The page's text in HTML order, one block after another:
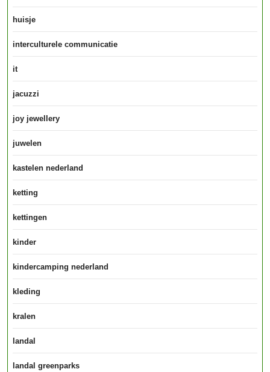
huisje
interculturele communicatie
it
jacuzzi
joy jewellery
juwelen
kastelen nederland
ketting
kettingen
kinder
kindercamping nederland
kleding
kralen
landal
landal greenparks